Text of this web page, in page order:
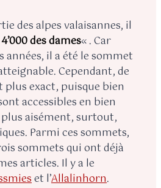
des alpes valaisannes, il
des dames« . Car
années, il a été le sommet
Cependant, de
plus exact, puisque bien
accessibles en bien
aisément, surtout,
Parmi ces sommets,
sommets qui ont déjà
articles. Il y a le
et l’Allalinhorn.